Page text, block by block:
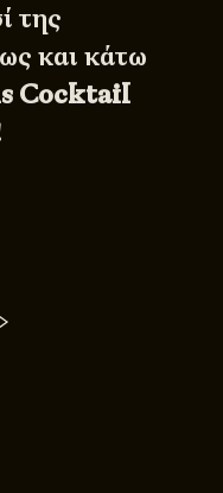
της
και κάτω
Cocktail